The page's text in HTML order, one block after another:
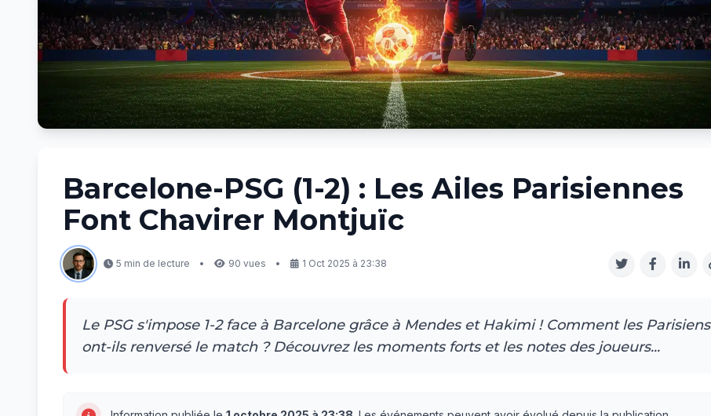
Barcelone-PSG (1-2) : Les Ailes Parisiennes
Font Chavirer Montjuïc
5 min de lecture • 90 vues • 1 Oct 2025 à 23:38
Le PSG s'impose 1-2 face à Barcelone grâce à Mendes et Hakimi ! Comment les Parisiens
ont-ils renversé le match ? Découvrez les moments forts et les notes des joueurs...